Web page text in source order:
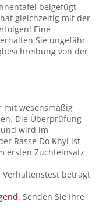
beigefügt
gleichzeitig mit der
Eine
Sie ungefähr
von der
mit wesensmäßig
Die Überprüfung
wird im
Rasse Do Khyi ist
ersten Zuchteinsatz
beträgt
. Senden Sie Ihre